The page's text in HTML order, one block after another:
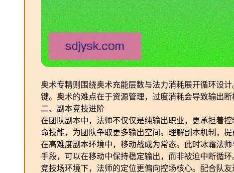
奥术专精则围绕奥术充能层数与法力消耗展开循环设
键。奥术的难点在于资源管理，过度消耗会导致输出断
二、副本竞技进阶
在团队副本中，法师不仅仅是纯输出职业，更承担着
命技能，为团队争取更多输出空间。理解副本机制，
在高难度副本环境中，移动战成为常态。此时冰霜法
手段，可以在移动中保持稳定输出，而非被迫中断循环
竞技场环境下，法师的定位更偏向控场核心。配合队